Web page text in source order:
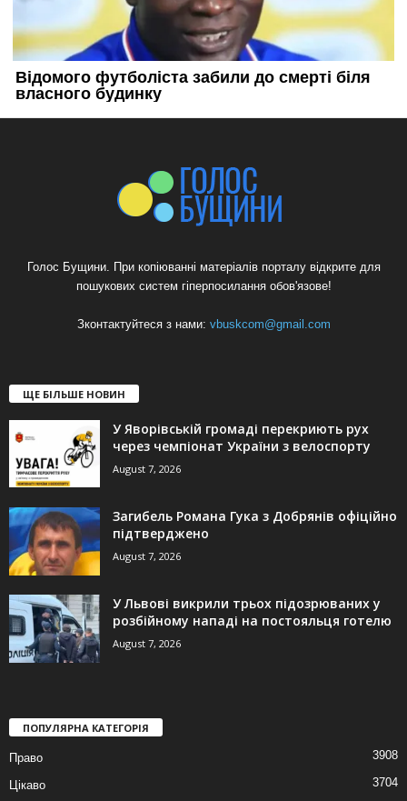
Голос Бущини. При копіюванні матеріалів порталу відкрите для
пошукових систем гіперпосилання обов'язове!
Зконтактуйтеся з нами: vbuskcom@gmail.com
ЩЕ БІЛЬШЕ НОВИН
У Яворівській громаді перекриють рух
через чемпіонат України з велоспорту
August 7, 2026
Загибель Романа Гука з Добрянів офіційно
підтверджено
August 7, 2026
У Львові викрили трьох підозрюваних у
розбійному нападі на постояльця готелю
August 7, 2026
ПОПУЛЯРНА КАТЕГОРІЯ
Право 3908
Цікаво 3704